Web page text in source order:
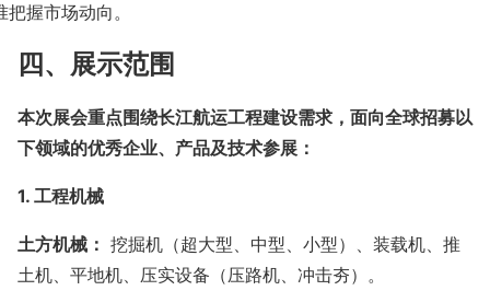
把握市场动向。
四、展示范围
本次展会重点围绕长江航运工程建设需求，面向全球招募以
下领域的优秀企业、产品及技术参展 ：
1. 工程机械
土方机械： 挖掘机（超大型、中型、小型）、装载机、推
土机、平地机、压实设备（压路机、冲击夯）。